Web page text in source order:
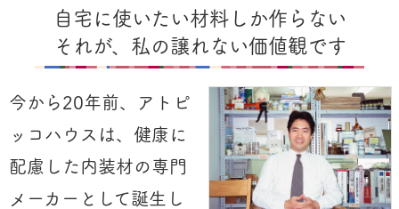
自宅に使いたい材料しか作らない
それが、私の譲れない価値観です
今から20年前、アトピ
ッコハウスは、健康に
配慮した内装材の専門
メーカーとして誕生し